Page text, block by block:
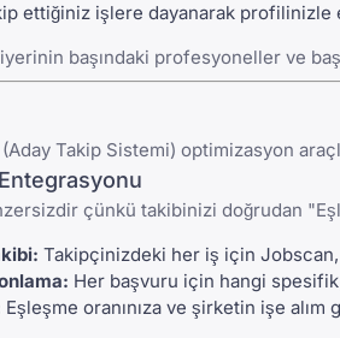
ettiğiniz işlere dayanarak
başındaki profesyoneller ve
Takip Sistemi) optimizasyon
çünkü takibinizi doğrudan
Takipçinizdeki her iş için
Her başvuru için hangi
Eşleşme oranınıza ve şirketin işe alım